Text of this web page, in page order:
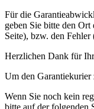
Für die
geben Sie bitte den
Seite), bzw. den
Herzlichen Dank für
Um den Garantiekurier
Wenn Sie noch kein
bitte auf der folgenden